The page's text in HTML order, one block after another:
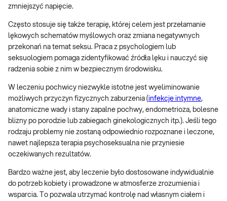
zmniejszyć napięcie.
Często stosuje się także terapię, której celem jest przełamanie
lękowych schematów myślowych oraz zmiana negatywnych
przekonań na temat seksu. Praca z psychologiem lub
seksuologiem pomaga zidentyfikować źródła lęku i nauczyć się
radzenia sobie z nim w bezpiecznym środowisku.
W leczeniu pochwicy niezwykle istotne jest wyeliminowanie
możliwych przyczyn fizycznych zaburzenia (infekcje intymne,
anatomiczne wady i stany zapalne pochwy, endometrioza, bolesne
blizny po porodzie lub zabiegach ginekologicznych itp.). Jeśli tego
rodzaju problemy nie zostaną odpowiednio rozpoznane i leczone,
nawet najlepsza terapia psychoseksualna nie przyniesie
oczekiwanych rezultatów.
Bardzo ważne jest, aby leczenie było dostosowane indywidualnie
do potrzeb kobiety i prowadzone w atmosferze zrozumienia i
wsparcia. To pozwala utrzymać kontrolę nad własnym ciałem i